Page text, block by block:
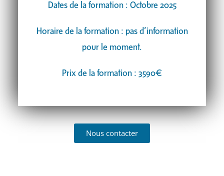
Dates de la formation : Octobre 2025
Horaire de la formation : pas d’information
pour le moment.
Prix de la formation : 3590€
Nous contacter